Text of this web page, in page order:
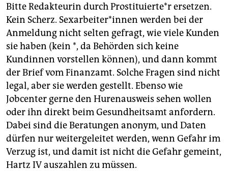
Bitte Redakteurin durch Prostituierte*r ersetzen.
Kein Scherz. Sexarbeiter*innen werden bei der
Anmeldung nicht selten gefragt, wie viele Kunden
sie haben (kein *, da Behörden sich keine
Kundinnen vorstellen können), und dann kommt
der Brief vom Finanzamt. Solche Fragen sind nicht
legal, aber sie werden gestellt. Ebenso wie
Jobcenter gerne den Hurenausweis sehen wollen
oder ihn direkt beim Gesundheitsamt anfordern.
Dabei sind die Beratungen anonym, und Daten
dürfen nur weitergeleitet werden, wenn Gefahr im
Verzug ist, und damit ist nicht die Gefahr gemeint,
Hartz IV­ auszahlen zu müssen.